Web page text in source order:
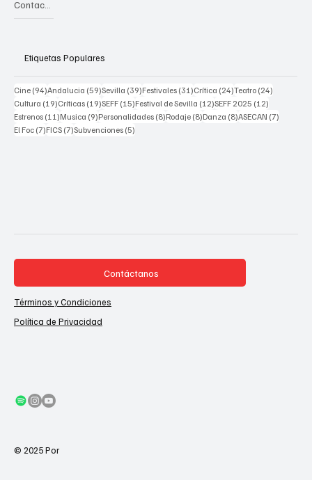
Etiquetas Populares
Cine (94)94 posts
Andalucia (59)59 posts
Sevilla (39)39 posts
Festivales (31)31 posts
Crítica (24)24 posts
Teatro (24)
Cultura (19)19 posts
Críticas (19)19 posts
SEFF (15)15 posts
Festival de Sevilla (12)12 posts
SEFF 2025 (12)
Estrenos (11)11 posts
Musica (9)9 posts
Personalidades (8)8 posts
Rodaje (8)8 posts
Danza (8)8 posts
ASECAN (7)
El Foc (7)7 posts
FICS (7)7 posts
Subvenciones (5)
© 2025 Por
Contáctanos
Términos y Condiciones
Política de Privacidad